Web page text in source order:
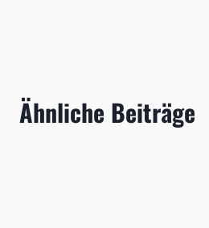
Ähnliche Beiträge